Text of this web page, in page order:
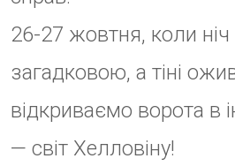
Місце: Набережна
Незалежності, 6, Ужгород.
Що вас чекає в ці вихідні:
будинок ворожки;
містична фотозона;